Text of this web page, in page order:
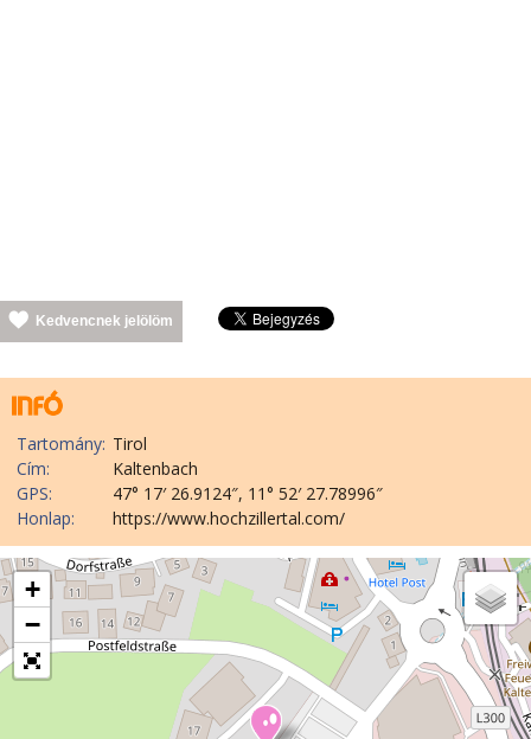
Kedvencnek jelölöm
Tartomány: Tirol
Cím:
Kaltenbach
GPS:
47° 17′ 26.9124″, 11° 52′ 27.78996″
Honlap:
https://www.hochzillertal.com/
+
−